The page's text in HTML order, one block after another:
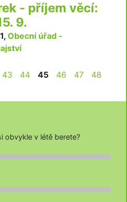
- příjem věcí:
9.
, Obecní úřad -
43 44 45 46 47
48
obvykle v létě berete?